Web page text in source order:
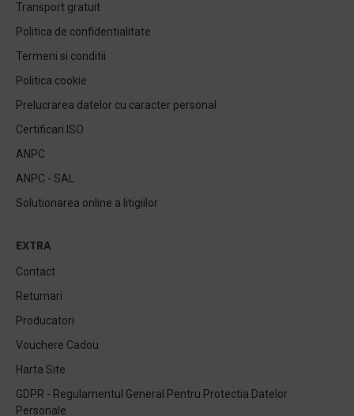
Transport gratuit
Politica de confidentialitate
Termeni si conditii
Politica cookie
Prelucrarea datelor cu caracter personal
Certificari ISO
ANPC
ANPC - SAL
Solutionarea online a litigiilor
EXTRA
Contact
Returnari
Producatori
Vouchere Cadou
Harta Site
GDPR - Regulamentul General Pentru Protectia Datelor
Personale